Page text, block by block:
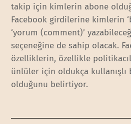
takip için kimlerin abone
Facebook girdilerine kimlerin
‘yorum (comment)’
seçeneğine de sahip olacak.
özelliklerin, özellikle
ünlüler için oldukça kullanışlı
olduğunu belirtiyor.